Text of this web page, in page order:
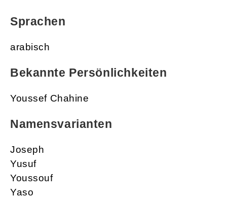
Sprachen
arabisch
Bekannte Persönlichkeiten
Youssef Chahine
Namensvarianten
Joseph
Yusuf
Youssouf
Yaso